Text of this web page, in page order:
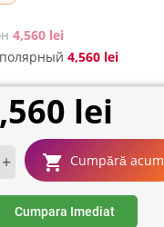
4,560 lei
4,560 lei
lei
+ Cumpără acum
Cumpara Imediat